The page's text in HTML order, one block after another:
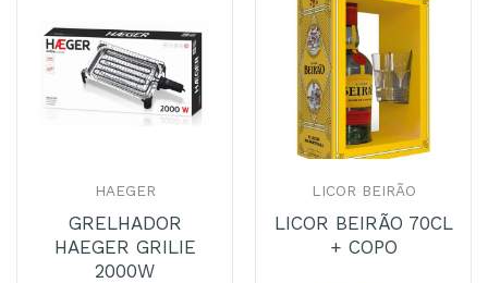
aos
Favoritos
HAEGER
GRELHADOR
HAEGER GRILIE
2000W
Favoritos
LICOR BEIRÃO
LICOR BEIRÃO 70CL
+ COPO